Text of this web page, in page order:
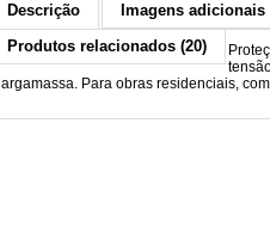
Descrição
Imagens adicionais
Produtos relacionados (20)
argamassa. Para obras residenciais,